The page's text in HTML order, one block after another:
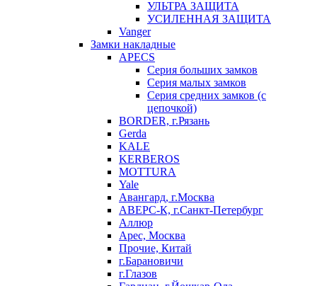
УЛЬТРА ЗАЩИТА
УСИЛЕННАЯ ЗАЩИТА
Vanger
Замки накладные
APECS
Серия больших замков
Серия малых замков
Серия средних замков (с
цепочкой)
BORDER, г.Рязань
Gerda
KALE
KERBEROS
MOTTURA
Yale
Авангард, г.Москва
АВЕРС-К, г.Санкт-Петербург
Аллюр
Арес, Москва
Прочие, Китай
г.Барановичи
г.Глазов